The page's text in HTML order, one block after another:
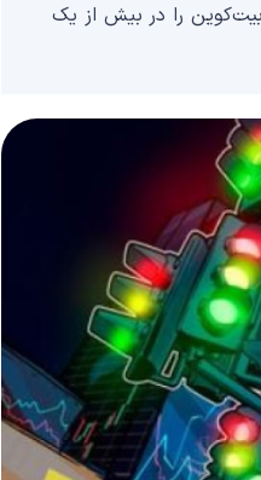
عرضه بیت‌کوین را در بیش از یک